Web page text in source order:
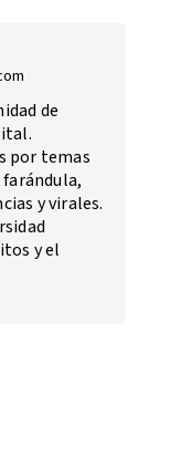
de
por temas
y virales.
y el